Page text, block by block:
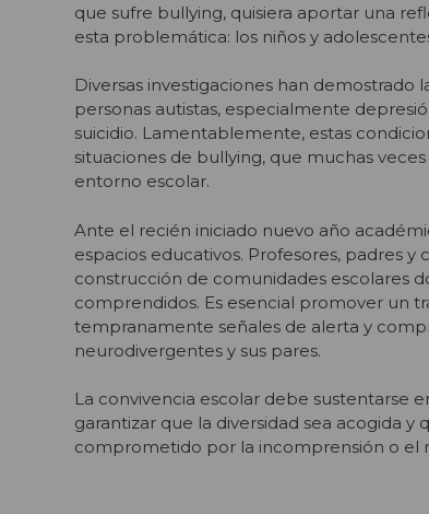
que sufre bullying, quisiera aportar una
esta problemática: los niños y
Diversas investigaciones han demostrado
personas autistas, especialmente
suicidio. Lamentablemente, estas
situaciones de bullying, que muchas
entorno escolar.
Ante el recién iniciado nuevo año
espacios educativos. Profesores, padres
construcción de comunidades escolares
comprendidos. Es esencial promover un
tempranamente señales de alerta y
neurodivergentes y sus pares.
La convivencia escolar debe sustentarse
garantizar que la diversidad sea acogida
comprometido por la incomprensión o el